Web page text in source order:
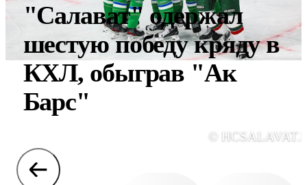
"Салават" одержал
шестую победу кряду в
КХЛ, обыграв "Ак
Барс"
©